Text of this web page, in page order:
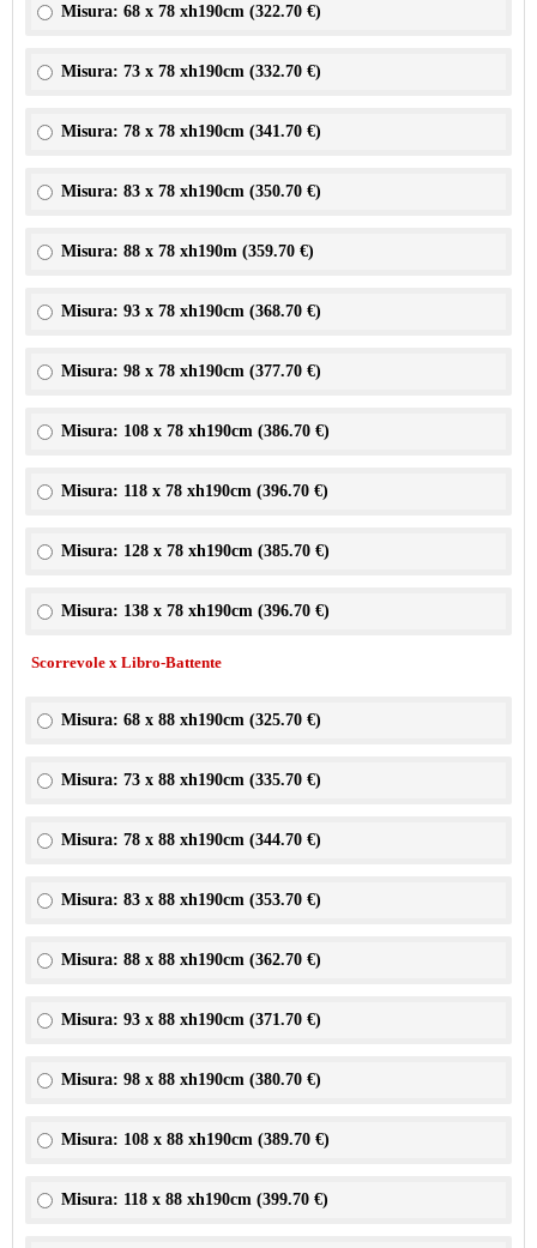
Misura: 68 x 78 xh190cm (322.70 €)
Misura: 73 x 78 xh190cm (332.70 €)
Misura: 78 x 78 xh190cm (341.70 €)
Misura: 83 x 78 xh190cm (350.70 €)
Misura: 88 x 78 xh190m (359.70 €)
Misura: 93 x 78 xh190cm (368.70 €)
Misura: 98 x 78 xh190cm (377.70 €)
Misura: 108 x 78 xh190cm (386.70 €)
Misura: 118 x 78 xh190cm (396.70 €)
Misura: 128 x 78 xh190cm (385.70 €)
Misura: 138 x 78 xh190cm (396.70 €)
Scorrevole x Libro-Battente
Misura: 68 x 88 xh190cm (325.70 €)
Misura: 73 x 88 xh190cm (335.70 €)
Misura: 78 x 88 xh190cm (344.70 €)
Misura: 83 x 88 xh190cm (353.70 €)
Misura: 88 x 88 xh190cm (362.70 €)
Misura: 93 x 88 xh190cm (371.70 €)
Misura: 98 x 88 xh190cm (380.70 €)
Misura: 108 x 88 xh190cm (389.70 €)
Misura: 118 x 88 xh190cm (399.70 €)